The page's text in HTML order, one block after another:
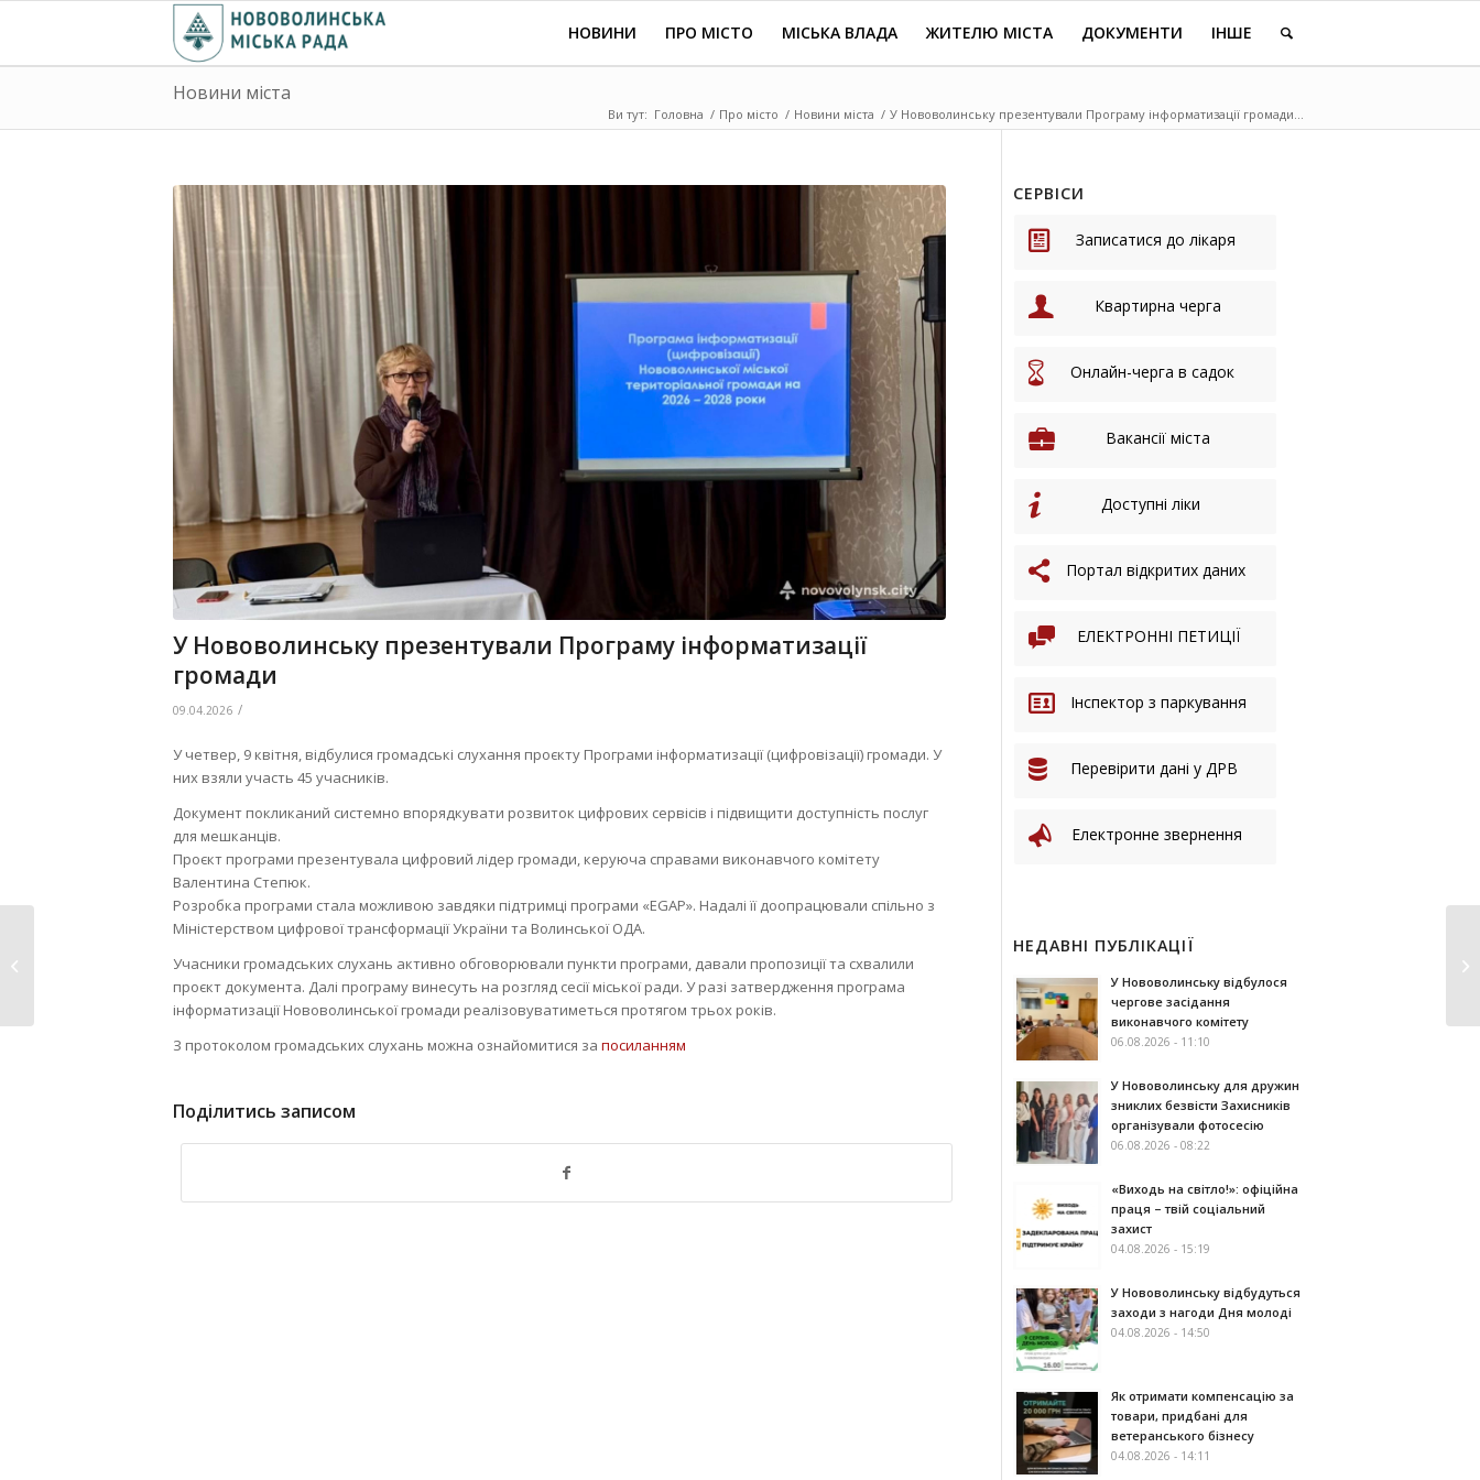
НОВИНИ ПРО МІСТО МІСЬКА ВЛАДА ЖИТЕЛЮ МІСТА ДОКУМЕНТИ ІНШЕ
Новини міста
Ви тут: Головна / Про місто / Новини міста / У Нововолинську презентували Програму інформатизації громади...
У Нововолинську презентували Програму інформатизації
громади
09.04.2026 /
У четвер, 9 квітня, відбулися громадські слухання проєкту Програми інформатизації (цифровізації) громади. У
них взяли участь 45 учасників.
Документ покликаний системно впорядкувати розвиток цифрових сервісів і підвищити доступність послуг
для мешканців.
Проєкт програми презентувала цифровий лідер громади, керуюча справами виконавчого комітету
Валентина Степюк.
Розробка програми стала можливою завдяки підтримці програми «EGAP». Надалі її доопрацювали спільно з
Міністерством цифрової трансформації України та Волинської ОДА.
Учасники громадських слухань активно обговорювали пункти програми, давали пропозиції та схвалили
проєкт документа. Далі програму винесуть на розгляд сесії міської ради. У разі затвердження програма
інформатизації Нововолинської громади реалізовуватиметься протягом трьох років.
З протоколом громадських слухань можна ознайомитися за посиланням
Поділитись записом
СЕРВІСИ
Записатися до лікаря
Квартирна черга
Онлайн-черга в садок
Вакансії міста
Доступні ліки
Портал відкритих даних
ЕЛЕКТРОННІ ПЕТИЦІЇ
Інспектор з паркування
Перевірити дані у ДРВ
Електронне звернення
НЕДАВНІ ПУБЛІКАЦІЇ
У Нововолинську відбулося
чергове засідання
виконавчого комітету
06.08.2026 - 11:10
У Нововолинську для дружин
зниклих безвісти Захисників
організували фотосесію
06.08.2026 - 08:22
«Виходь на світло!»: офіційна
праця – твій соціальний
захист
04.08.2026 - 15:19
У Нововолинську відбудуться
заходи з нагоди Дня молоді
04.08.2026 - 14:50
Як отримати компенсацію за
товари, придбані для
ветеранського бізнесу
04.08.2026 - 14:11